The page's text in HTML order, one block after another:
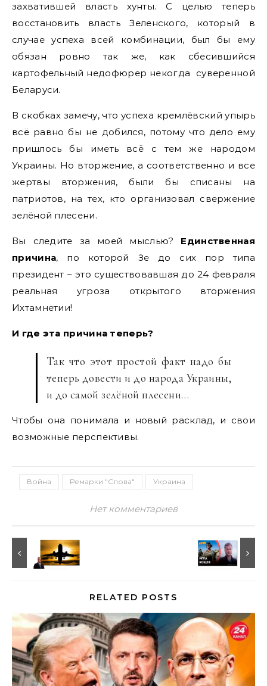
захватившей власть хунты. С целью теперь
восстановить власть Зеленского, который в
случае успеха всей комбинации, был бы ему
обязан ровно так же, как сбесившийся
картофельный недофюрер некогда суверенной
Беларуси.
В скобках замечу, что успеха кремлёвский упырь
всё равно бы не добился, потому что дело ему
пришлось бы иметь всё с тем же народом
Украины. Но вторжение, а соответственно и все
жертвы вторжения, были бы списаны на
патриотов, на тех, кто организовал свержение
зелёной плесени.
Вы следите за моей мыслью? Единственная
причина, по которой Зе до сих пор типа
президент – это существовавшая до 24 февраля
реальная угроза открытого вторжения
Ихтамнетии!
И где эта причина теперь?
Так что этот простой факт надо бы
теперь довести и до народа Украины,
и до самой зелёной плесени…
Чтобы она понимала и новый расклад, и свои
возможные перспективы.
Война Ремарки "Слова" Украина
Нет комментариев
RELATED POSTS